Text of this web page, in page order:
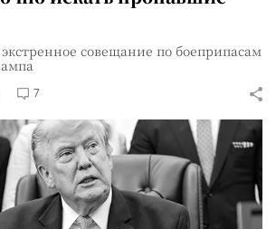
совещание по боеприпасам
7